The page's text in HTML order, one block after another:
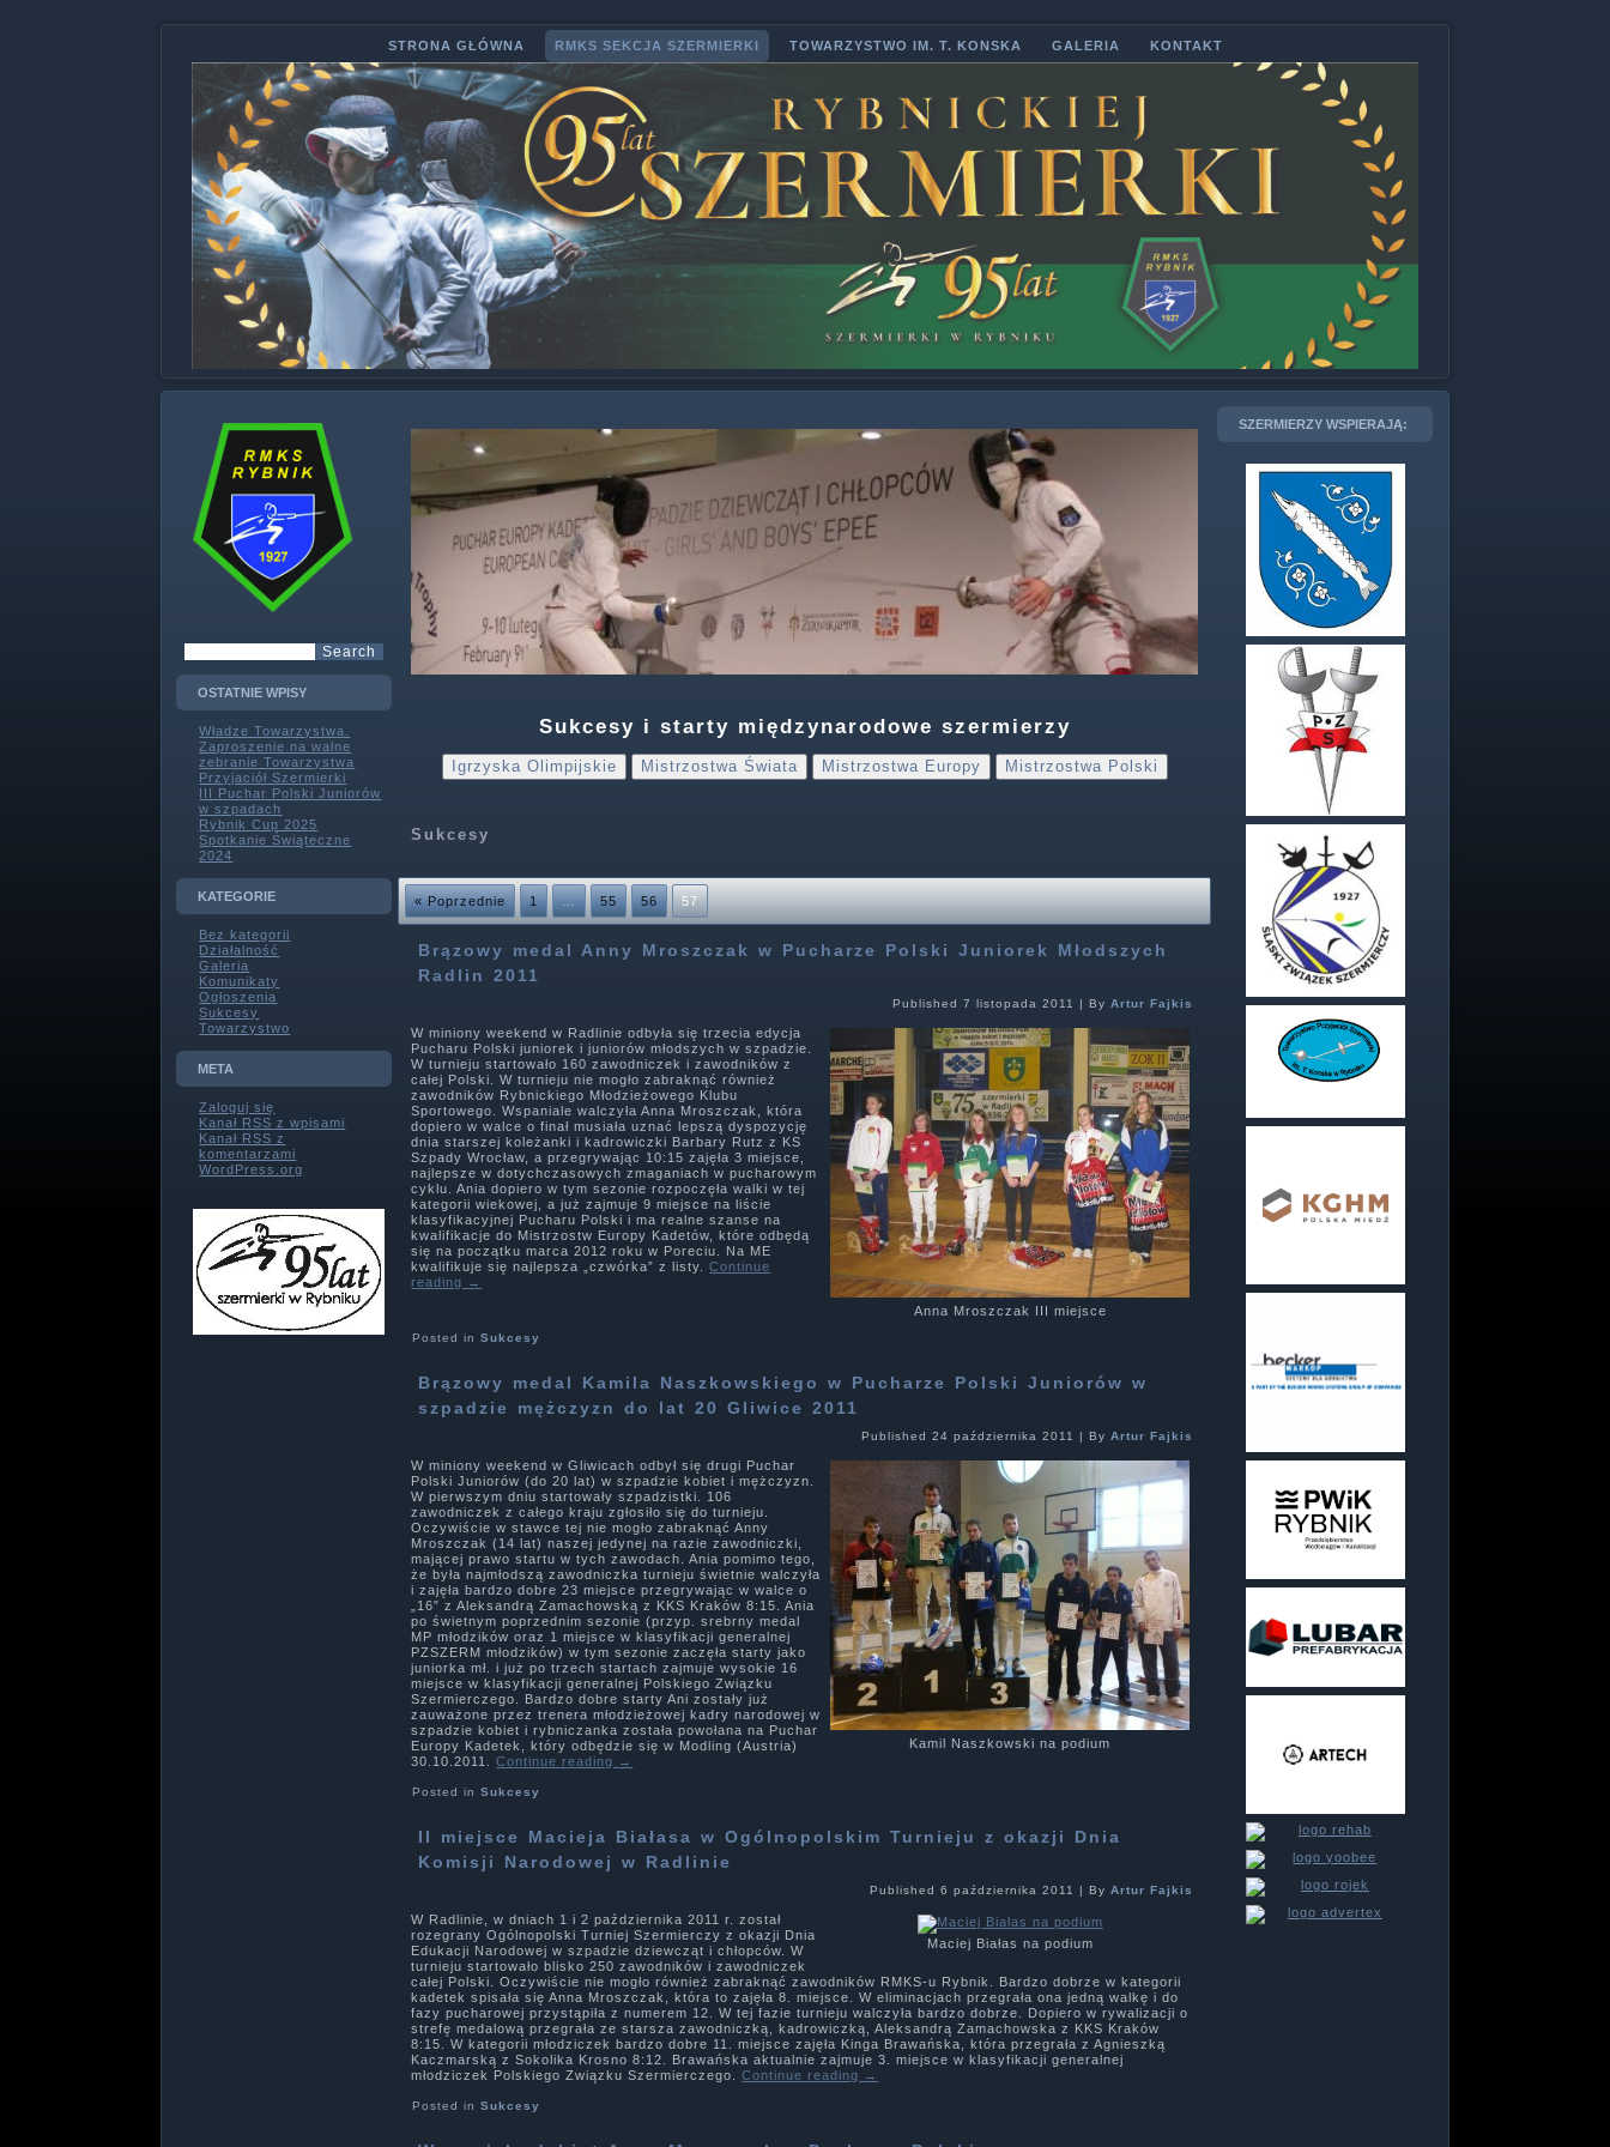
STRONA GŁÓWNA RMKS SEKCJA SZERMIERKI TOWARZYSTWO IM. T. KONSKA GALERIA KONTAKT
OSTATNIE WPISY
Władze Towarzystwa.
Zaproszenie na walne
zebranie Towarzystwa
Przyjaciół Szermierki
III Puchar Polski Juniorów
w szpadach
Rybnik Cup 2025
Spotkanie Świąteczne
2024
KATEGORIE
Bez kategorii
Działalność
Galeria
Komunikaty
Ogłoszenia
Sukcesy
Towarzystwo
META
Zaloguj się
Kanał RSS z wpisami
Kanał RSS z
komentarzami
WordPress.org
Sukcesy i starty międzynarodowe szermierzy
Igrzyska Olimpijskie Mistrzostwa Świata Mistrzostwa Europy Mistrzostwa Polski
Sukcesy
« Poprzednie 1 … 55 56 57
Brązowy medal Anny Mroszczak w Pucharze Polski Juniorek Młodszych
Radlin 2011
Published 7 listopada 2011 |By Artur Fajkis
Anna Mroszczak III miejsce
W miniony weekend w Radlinie odbyła się trzecia edycja
Pucharu Polski juniorek i juniorów młodszych w szpadzie.
W turnieju startowało 160 zawodniczek i zawodników z
całej Polski. W turnieju nie mogło zabraknąć również
zawodników Rybnickiego Młodzieżowego Klubu
Sportowego. Wspaniale walczyła Anna Mroszczak, która
dopiero w walce o finał musiała uznać lepszą dyspozycję
dnia starszej koleżanki i kadrowiczki Barbary Rutz z KS
Szpady Wrocław, a przegrywając 10:15 zajęła 3 miejsce,
najlepsze w dotychczasowych zmaganiach w pucharowym
cyklu. Ania dopiero w tym sezonie rozpoczęła walki w tej
kategorii wiekowej, a już zajmuje 9 miejsce na liście
klasyfikacyjnej Pucharu Polski i ma realne szanse na
kwalifikacje do Mistrzostw Europy Kadetów, które odbędą
się na początku marca 2012 roku w Poreciu. Na ME
kwalifikuje się najlepsza „czwórka” z listy.Continue
reading →
Posted in Sukcesy
Brązowy medal Kamila Naszkowskiego w Pucharze Polski Juniorów w
szpadzie mężczyzn do lat 20 Gliwice 2011
Published 24 października 2011 |By Artur Fajkis
Kamil Naszkowski na podium
W miniony weekend w Gliwicach odbył się drugi Puchar
Polski Juniorów (do 20 lat) w szpadzie kobiet i mężczyzn.
W pierwszym dniu startowały szpadzistki. 106
zawodniczek z całego kraju zgłosiło się do turnieju.
Oczywiście w stawce tej nie mogło zabraknąć Anny
Mroszczak (14 lat) naszej jedynej na razie zawodniczki,
mającej prawo startu w tych zawodach. Ania pomimo tego,
że była najmłodszą zawodniczka turnieju świetnie walczyła
i zajęła bardzo dobre 23 miejsce przegrywając w walce o
„16” z Aleksandrą Zamachowską z KKS Kraków 8:15. Ania
po świetnym poprzednim sezonie (przyp. srebrny medal
MP młodzików oraz 1 miejsce w klasyfikacji generalnej
PZSZERM młodzików) w tym sezonie zaczęła starty jako
juniorka mł. i już po trzech startach zajmuje wysokie 16
miejsce w klasyfikacji generalnej Polskiego Związku
Szermierczego. Bardzo dobre starty Ani zostały już
zauważone przez trenera młodzieżowej kadry narodowej w
szpadzie kobiet i rybniczanka została powołana na Puchar
Europy Kadetek, który odbędzie się w Modling (Austria)
30.10.2011.Continue reading →
Posted in Sukcesy
II miejsce Macieja Białasa w Ogólnopolskim Turnieju z okazji Dnia
Komisji Narodowej w Radlinie
Published 6 października 2011 |By Artur Fajkis
Maciej Białas na podium
W Radlinie, w dniach 1 i 2 października 2011 r. został
rozegrany Ogólnopolski Turniej Szermierczy z okazji Dnia
Edukacji Narodowej w szpadzie dziewcząt i chłopców. W
turnieju startowało blisko 250 zawodników i zawodniczek
całej Polski. Oczywiście nie mogło również zabraknąć zawodników RMKS-u Rybnik. Bardzo dobrze w kategorii
kadetek spisała się Anna Mroszczak, która to zajęła 8. miejsce. W eliminacjach przegrała ona jedną walkę i do
fazy pucharowej przystąpiła z numerem 12. W tej fazie turnieju walczyła bardzo dobrze. Dopiero w rywalizacji o
strefę medalową przegrała ze starsza zawodniczką, kadrowiczką, Aleksandrą Zamachowska z KKS Kraków
8:15. W kategorii młodziczek bardzo dobre 11. miejsce zajęła Kinga Brawańska, która przegrała z Agnieszką
Kaczmarską z Sokolika Krosno 8:12. Brawańska aktualnie zajmuje 3. miejsce w klasyfikacji generalnej
młodziczek Polskiego Związku Szermierczego.Continue reading →
Posted in Sukcesy
SZERMIERZY WSPIERAJĄ: